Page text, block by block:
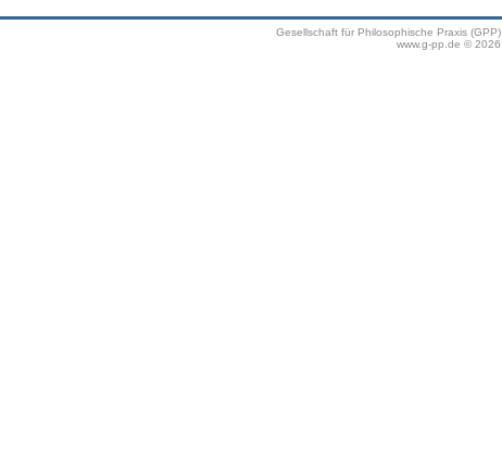
Gesellschaft für Philosophische Praxis (GPP)
www.g-pp.de © 2026